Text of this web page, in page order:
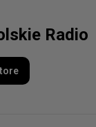
Radio